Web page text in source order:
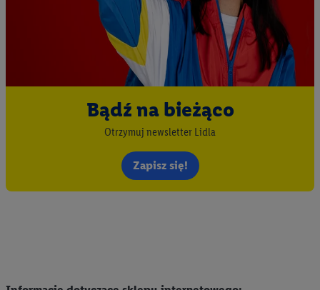
Bądź na bieżąco
Otrzymuj newsletter Lidla
Zapisz się!